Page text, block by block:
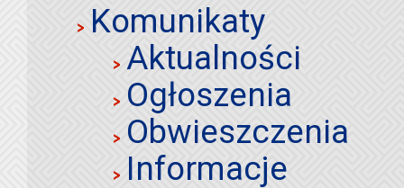
Komunikaty
Aktualności
Ogłoszenia
Obwieszczenia
Informacje